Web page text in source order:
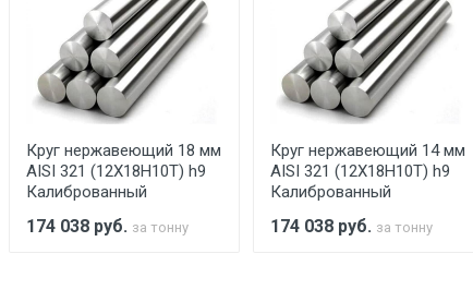
подъезные пути для разгружаемого а/м. На
Круг нержавеющий 18 мм
AISI 321 (12Х18Н10Т) h9
Калиброванный
174 038 руб. за тонну
Круг нержавеющий 14 мм
AISI 321 (12Х18Н10Т) h9
Калиброванный
174 038 руб. за тонну